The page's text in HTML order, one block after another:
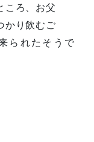
ころ、お父
かり飲むご
られたそうで